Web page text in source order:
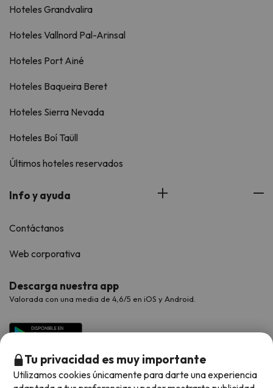
Hoteles Grandvalira
Hoteles Vallnord Pal-Arinsal
Hoteles Port Ainé
Hoteles Baqueira Beret
Hoteles Sierra Nevada
Hoteles Boí Taüll
Últimos hoteles reservados
Info y ayuda
Contáctanos
Web corporativa
Descarga nuestra app
Valorada con una media de 4,6/5 en iOS y Android.
Tu privacidad es muy importante
Utilizamos cookies únicamente para darte una experiencia